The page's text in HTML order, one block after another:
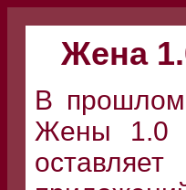
Жена
В прошлом
Жены 1.0